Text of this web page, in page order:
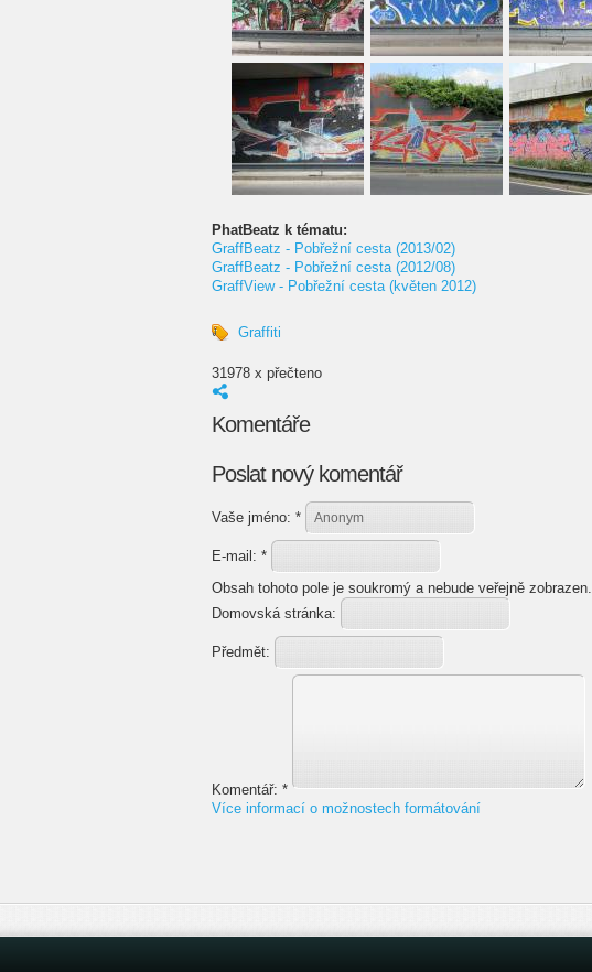
PhatBeatz k tématu:
GraffBeatz - Pobřežní cesta (2013/02)
GraffBeatz - Pobřežní cesta (2012/08)
GraffView - Pobřežní cesta (květen 2012)
Graffiti
31978 x přečteno
Komentáře
Poslat nový komentář
Vaše jméno: *
E-mail: *
Obsah tohoto pole je soukromý a nebude veřejně zobrazen.
Domovská stránka:
Předmět:
Komentář: *
Více informací o možnostech formátování